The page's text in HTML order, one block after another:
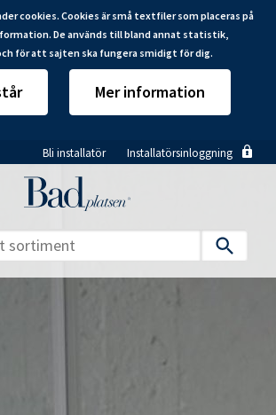
cookies. Cookies är små textfiler som placeras på
De används till bland annat statistik,
för att sajten ska fungera smidigt för dig.
Mer information
Bli installatör Installatörsinloggning